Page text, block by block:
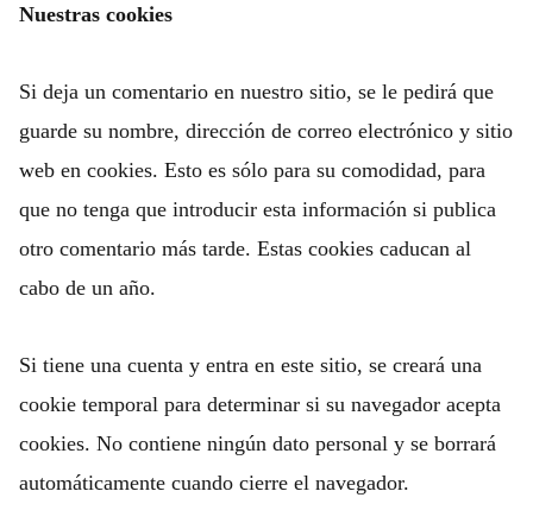
Nuestras cookies
Si deja un comentario en nuestro sitio, se le pedirá que
guarde su nombre, dirección de correo electrónico y sitio
web en cookies. Esto es sólo para su comodidad, para
que no tenga que introducir esta información si publica
otro comentario más tarde. Estas cookies caducan al
cabo de un año.
Si tiene una cuenta y entra en este sitio, se creará una
cookie temporal para determinar si su navegador acepta
cookies. No contiene ningún dato personal y se borrará
automáticamente cuando cierre el navegador.